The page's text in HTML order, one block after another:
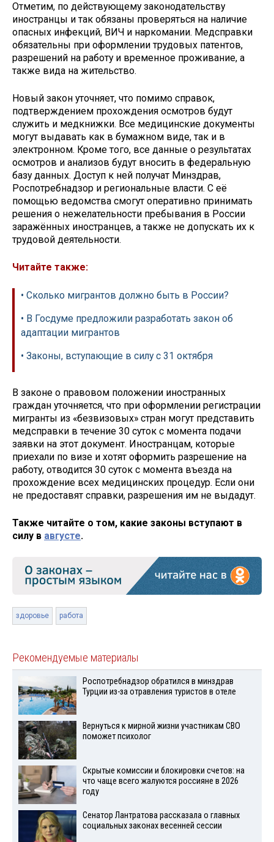
Отметим, по действующему законодательству
иностранцы и так обязаны проверяться на наличие
опасных инфекций, ВИЧ и наркомании. Медсправки
обязательны при оформлении трудовых патентов,
разрешений на работу и временное проживание, а
также вида на жительство.
Новый закон уточняет, что помимо справок,
подтверждением прохождения осмотров будут
служить и медкнижки. Все медицинские документы
могут выдавать как в бумажном виде, так и в
электронном. Кроме того, все данные о результатах
осмотров и анализов будут вносить в федеральную
базу данных. Доступ к ней получат Минздрав,
Роспотребнадзор и региональные власти. С её
помощью ведомства смогут оперативно принимать
решения о нежелательности пребывания в России
заражённых иностранцев, а также не допускать их к
трудовой деятельности.
Читайте также:
• Сколько мигрантов должно быть в России?
• В Госдуме предложили разработать закон об
адаптации мигрантов
• Законы, вступающие в силу с 31 октября
В законе о правовом положении иностранных
граждан уточняется, что при оформлении регистрации
мигранты из «безвизовых» стран могут представить
медсправки в течение 30 суток с момента подачи
заявки на этот документ. Иностранцам, которые
приехали по визе и хотят оформить разрешение на
работу, отводится 30 суток с момента въезда на
прохождение всех медицинских процедур. Если они
не предоставят справки, разрешения им не выдадут.
Также читайте о том, какие законы вступают в
силу в августе.
здоровье работа
Рекомендуемые материалы
Роспотребнадзор обратился в минздрав
Турции из-за отравления туристов в отеле
Вернуться к мирной жизни участникам СВО
поможет психолог
Скрытые комиссии и блокировки счетов: на
что чаще всего жалуются россияне в 2026
году
Сенатор Лантратова рассказала о главных
социальных законах весенней сессии